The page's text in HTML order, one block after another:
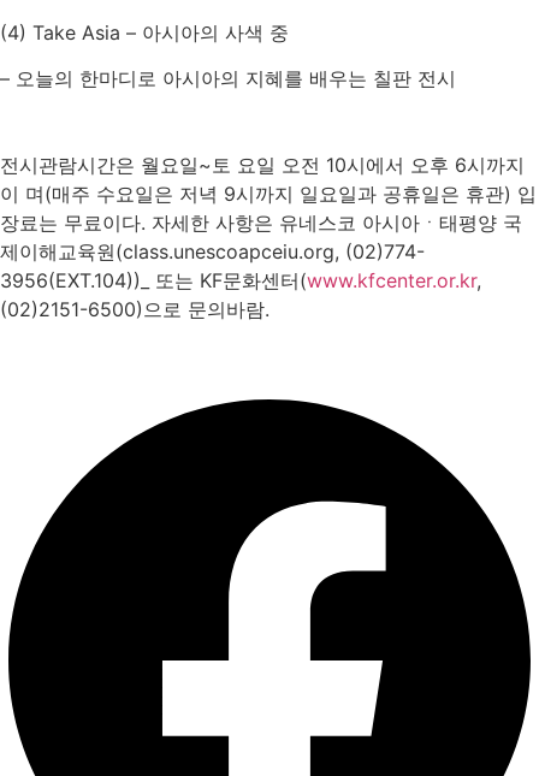
(4) Take Asia – 아시아의 사색 중
– 오늘의 한마디로 아시아의 지혜를 배우는 칠판 전시
전시관람시간은 월요일~토 요일 오전 10시에서 오후 6시까지
이 며(매주 수요일은 저녁 9시까지 일요일과 공휴일은 휴관) 입
장료는 무료이다. 자세한 사항은 유네스코 아시아ㆍ태평양 국
제이해교육원(class.unescoapceiu.org, (02)774-
3956(EXT.104))_ 또는 KF문화센터(www.kfcenter.or.kr,
(02)2151-6500)으로 문의바람.